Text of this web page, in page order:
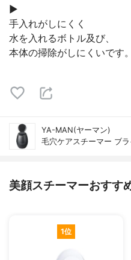
▶︎
手入れがしにくく
水を入れるボトル及び、
本体の掃除がしにくいです。
YA-MAN(ヤーマン)
毛穴ケアスチーマー ブ
美顔スチーマーおすす
1位